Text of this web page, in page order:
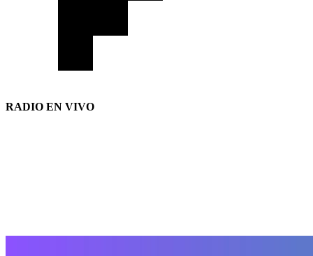
RADIO EN VIVO